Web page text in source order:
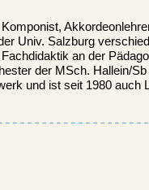
Komponist,
Univ. Salzburg
an der
der MSch. Hallein/
und ist seit 1980 auch